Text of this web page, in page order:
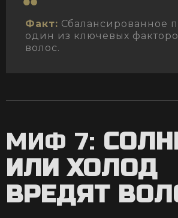
Факт: Сбалансированное
один из ключевых
волос.
МИФ 7:
ИЛИ ХОЛОД
ВРЕДЯТ